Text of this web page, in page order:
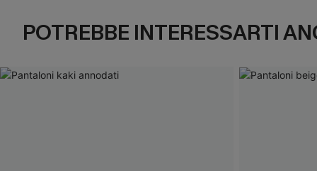
POTREBBE INTERESSARTI